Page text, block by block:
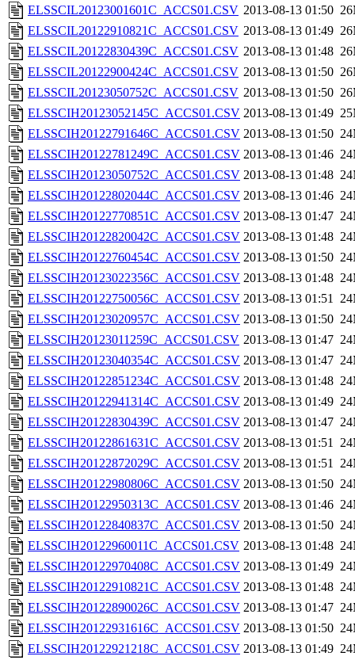
ELSSCIL20123001601C_ACCS01.CSV 2013-08-13 01:50
ELSSCIL20122910821C_ACCS01.CSV 2013-08-13 01:49
ELSSCIL20122830439C_ACCS01.CSV 2013-08-13 01:48
ELSSCIL20122900424C_ACCS01.CSV 2013-08-13 01:50
ELSSCIL20123050752C_ACCS01.CSV 2013-08-13 01:50
ELSSCIH20123052145C_ACCS01.CSV 2013-08-13 01:49
ELSSCIH20122791646C_ACCS01.CSV 2013-08-13 01:50
ELSSCIH20122781249C_ACCS01.CSV 2013-08-13 01:46
ELSSCIH20123050752C_ACCS01.CSV 2013-08-13 01:48
ELSSCIH20122802044C_ACCS01.CSV 2013-08-13 01:46
ELSSCIH20122770851C_ACCS01.CSV 2013-08-13 01:47
ELSSCIH20122820042C_ACCS01.CSV 2013-08-13 01:48
ELSSCIH20122760454C_ACCS01.CSV 2013-08-13 01:50
ELSSCIH20123022356C_ACCS01.CSV 2013-08-13 01:48
ELSSCIH20122750056C_ACCS01.CSV 2013-08-13 01:51
ELSSCIH20123020957C_ACCS01.CSV 2013-08-13 01:50
ELSSCIH20123011259C_ACCS01.CSV 2013-08-13 01:47
ELSSCIH20123040354C_ACCS01.CSV 2013-08-13 01:47
ELSSCIH20122851234C_ACCS01.CSV 2013-08-13 01:48
ELSSCIH20122941314C_ACCS01.CSV 2013-08-13 01:49
ELSSCIH20122830439C_ACCS01.CSV 2013-08-13 01:47
ELSSCIH20122861631C_ACCS01.CSV 2013-08-13 01:51
ELSSCIH20122872029C_ACCS01.CSV 2013-08-13 01:51
ELSSCIH20122980806C_ACCS01.CSV 2013-08-13 01:50
ELSSCIH20122950313C_ACCS01.CSV 2013-08-13 01:46
ELSSCIH20122840837C_ACCS01.CSV 2013-08-13 01:50
ELSSCIH20122960011C_ACCS01.CSV 2013-08-13 01:48
ELSSCIH20122970408C_ACCS01.CSV 2013-08-13 01:49
ELSSCIH20122910821C_ACCS01.CSV 2013-08-13 01:48
ELSSCIH20122890026C_ACCS01.CSV 2013-08-13 01:47
ELSSCIH20122931616C_ACCS01.CSV 2013-08-13 01:50
ELSSCIH20122921218C_ACCS01.CSV 2013-08-13 01:49